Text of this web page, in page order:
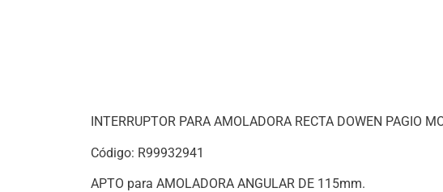
INTERRUPTOR PARA AMOLADORA RECTA DOWEN PAGIO
Código: R99932941
APTO para AMOLADORA ANGULAR DE 115mm.